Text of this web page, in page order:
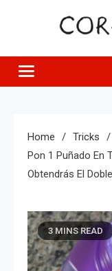
Home
Tricks
Pon 1 Puñado En
Obtendrás El
3 MINS READ